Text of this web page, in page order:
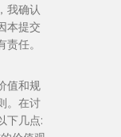
我确认
本提交
任。
值和规
。在讨
下几点: